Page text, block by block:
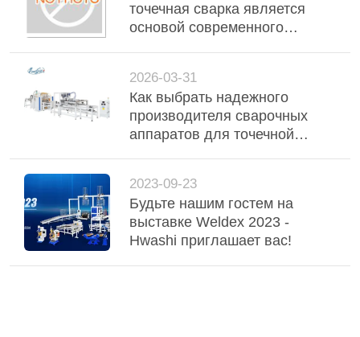
точечная сварка является
основой современного
металлов
2026-03-31
Как выбрать надежного
производителя сварочных
аппаратов для точечной
2023-09-23
Будьте нашим гостем на
выставке Weldex 2023 -
Hwashi приглашает вас!